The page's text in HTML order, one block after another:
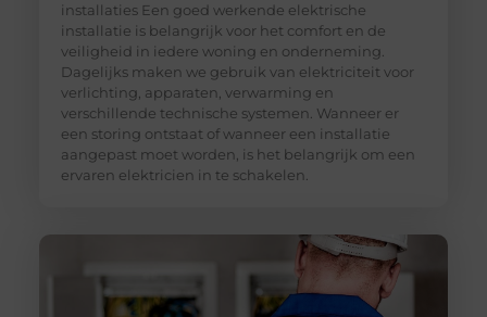
installaties Een goed werkende elektrische
installatie is belangrijk voor het comfort en de
veiligheid in iedere woning en onderneming.
Dagelijks maken we gebruik van elektriciteit voor
verlichting, apparaten, verwarming en
verschillende technische systemen. Wanneer er
een storing ontstaat of wanneer een installatie
aangepast moet worden, is het belangrijk om een
ervaren elektricien in te schakelen.